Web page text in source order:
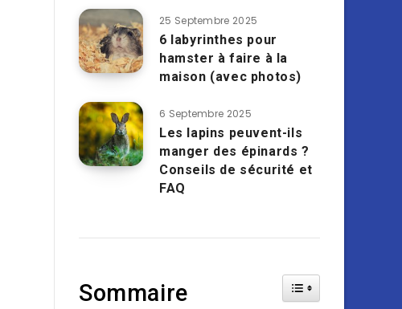
25 Septembre 2025
6 labyrinthes pour
hamster à faire à la
maison (avec photos)
6 Septembre 2025
Les lapins peuvent-ils
manger des épinards ?
Conseils de sécurité et
FAQ
Sommaire Toggle Table of